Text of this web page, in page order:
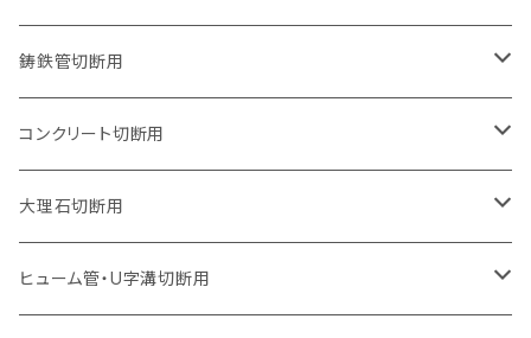
セグメントタイプ（ビス穴付き
セグメントタイプ
180mm（7インチ）
セグメントタイプ
205mm（8インチ）
セグメントタイプ
230mm（9インチ）
セグメントタイプ
305mm（12インチ）
ウェーブタイプ
セグメントタイプ
ウェーブタイプ
150mm（6インチ）
セグメントタイプ
ウェーブタイプ
180mm（7インチ）
セグメントタイプ
ウェーブタイプ
205mm（8インチ）
セグメントタイプ
230mm（9インチ）
セグメントタイプ
ウェーブタイプ
125mm（5インチ）
セグメントタイプ
ウェーブタイプ
150mm（6インチ）
セグメントタイプ
ウェーブタイプ
180mm（7インチ）
セグメントタイプ
205mm（8インチ）
105mm（4インチ）
セグメントタイプ
セグメントタイプ（ビス穴付き
125mm（5インチ）
セグメントタイプ
セグメントタイプ（ビス穴付き
150mm（6インチ）
セグメントタイプ
180mm（7インチ）
鋳鉄管切断用
105mm（4インチ）
セグメントタイプ
セグメントタイプ（ビス穴付き
125mm（5インチ）
セグメントタイプ
150mm（6インチ）
コンクリート切断用
105mm（4インチ）
セグメントタイプ
125mm（5インチ）
大理石切断用
125mm（5インチ）
ヒューム管・U字溝切断用